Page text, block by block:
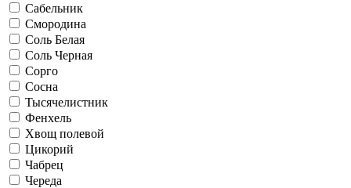
Сабельник
Смородина
Соль Белая
Соль Черная
Сорго
Сосна
Тысячелистник
Фенхель
Хвощ полевой
Цикорий
Чабрец
Череда